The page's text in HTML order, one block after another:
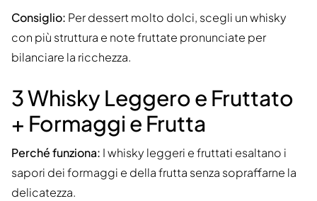
Consiglio: Per dessert molto dolci, scegli un whisky
con più struttura e note fruttate pronunciate per
bilanciare la ricchezza.
3 Whisky Leggero e Fruttato
+ Formaggi e Frutta
Perché funziona: I whisky leggeri e fruttati esaltano i
sapori dei formaggi e della frutta senza sopraffarne la
delicatezza.